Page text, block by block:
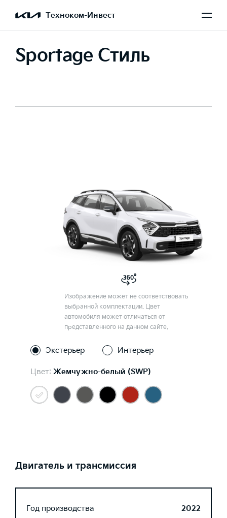
Техноком-Инвест
Sportage Стиль
Изображение может не соответствовать
выбранной комплектации. Цвет
автомобиля может отличаться от
представленного на данном сайте.
Экстерьер Интерьер
Цвет: Жемчужно-белый (SWP)
Двигатель и трансмиссия
Год производства
2022